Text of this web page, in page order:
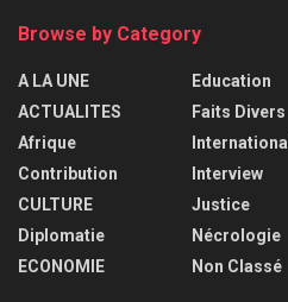
Browse by Category
A LA UNE
ACTUALITES
Afrique
Contribution
CULTURE
Diplomatie
ECONOMIE
Education
Faits Divers
International
Interview
Justice
Nécrologie
Non Classé